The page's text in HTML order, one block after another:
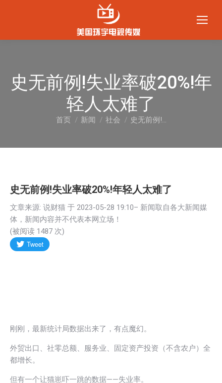
史无前例!失业率破20%!年
轻人太难了
您在这里：
首页 新闻 社会 史无前例!…
史无前例!失业率破20%!年轻人太难了
文章来源: 说财猫 于 2023-05-28 19:10– 新闻取自各大新闻媒
体，新闻内容并不代表本网立场！
(被阅读 1487 次)
刚刚，最新统计局数据出来了，有点魔幻。
外贸出口、社零总额、服务业、固定资产投资（不含农户）全
都增长。
但有一个让猫崽吓一跳的数据——失业率。